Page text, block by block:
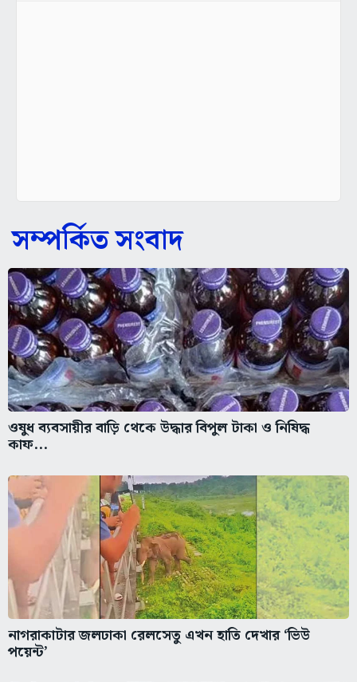
সম্পর্কিত সংবাদ
ওষুধ ব্যবসায়ীর বাড়ি থেকে উদ্ধার বিপুল টাকা ও নিষিদ্ধ
কাফ...
নাগরাকাটার জলঢাকা রেলসেতু এখন হাতি দেখার ‘ভিউ
পয়েন্ট’